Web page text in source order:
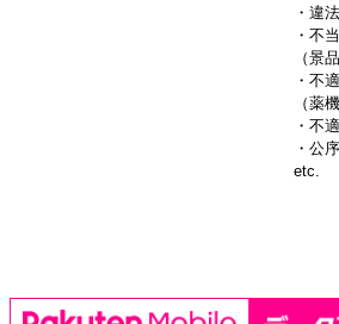
・違
・不
（景
・不
（薬
・不
・公
etc.